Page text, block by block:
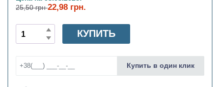
25,50 грн22,98 грн.
КУПИТЬ
Купить в один клик